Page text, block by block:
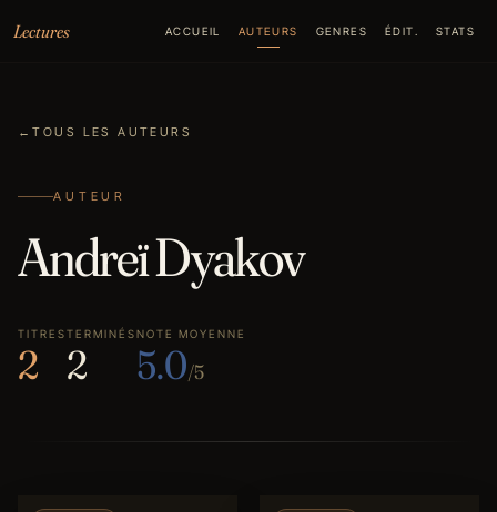
Lectures
ACCUEIL AUTEURS GENRES ÉDIT. STATS
←TOUS LES AUTEURS
AUTEUR
Andreï Dyakov
TITRES
2
TERMINÉS
2
NOTE MOYENNE
5.0/5